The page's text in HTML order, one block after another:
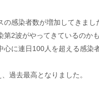
の感染者数が増加してきまし
第2波がやってきているのか
心に連日100人を超える感染
過去最高となりました。